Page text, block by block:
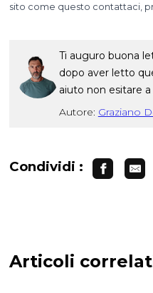
sito come questo contattaci,
Ti auguro buona
dopo aver letto
aiuto non esitare a
Autore: Graziano
Condividi :
Articoli